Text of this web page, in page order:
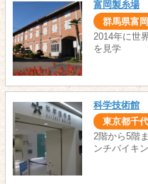
富岡製糸場
群馬県富
2014年に世
を見学
科学技術館
東京都千
2階から5階
ンチバイキ